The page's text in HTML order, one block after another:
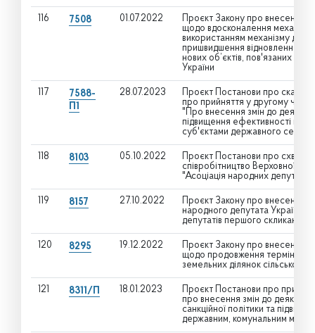
116 7508 01.07.2022
Проєкт Закону про внесення
щодо вдосконалення
використанням механізму
пришвидшення відновлення
нових об’єктів, пов'язаних з
України
117
7588-
П1
28.07.2023
Проєкт Постанови про
про прийняття у другому
"Про внесення змін до деяких
підвищення ефективності
суб'єктами державного
118 8103 05.10.2022
Проєкт Постанови про
співробітництво Верховної
"Асоціація народних депутатів
119 8157 27.10.2022
Проєкт Закону про внесення
народного депутата України"
депутатів першого скликання -
120 8295 19.12.2022
Проєкт Закону про внесення
щодо продовження терміну
земельних ділянок
121 8311/П 18.01.2023
Проєкт Постанови про
про внесення змін до деяких
санкційної політики та
державним, комунальним